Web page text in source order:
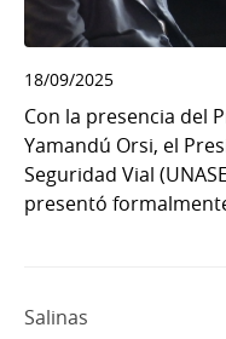
18/09/2025
Con la presencia del
Yamandú Orsi, el
Seguridad Vial
presentó
Salinas